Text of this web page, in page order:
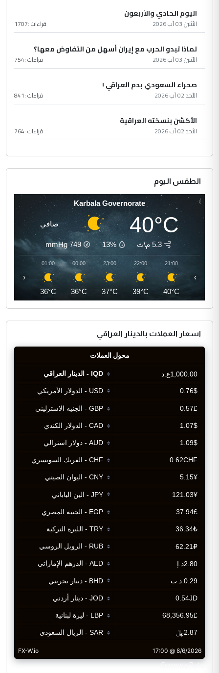
اليوم الحادي والأربعون
الأثنين 03 آب 2026 قراءات :1707
لماذا تبدو الحرب مع إيران أسهل من التفاوض معها؟
الأثنين 03 آب 2026 قراءات :754
صحراء السعودي بدم العراقي !
الأحد 02 آب 2026 قراءات :841
الأكشن بنسخته العراقية
الأحد 02 آب 2026 قراءات :764
الطقس اليوم
Karbala Governorate
40°C صافي
5.3 م\ث 13%
749
mmHg
21:00
40°C
22:00
39°C
23:00
37°C
00:00
36°C
01:00
36°C
‹ ›
اسعار العملات بالدينار العراقي
CurrencyRate